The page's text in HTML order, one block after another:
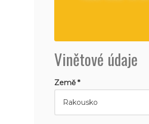
Vinětové údaje
Země *